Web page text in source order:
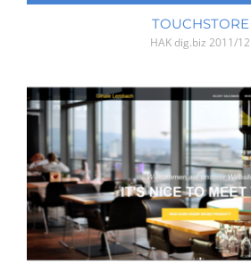
TOUCHSTORE
HAK dig.biz 2011/12